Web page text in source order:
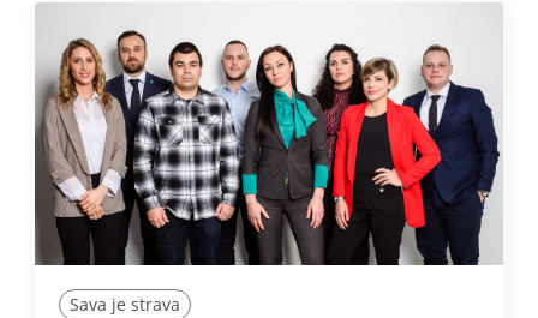
Sava je strava